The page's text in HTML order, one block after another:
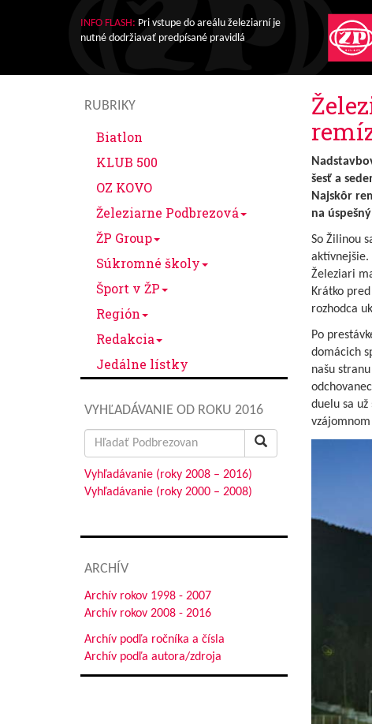
INFO FLASH: Pri vstupe do areálu železiarní je
nutné dodržiavať predpísané pravidlá
RUBRIKY
Biatlon
KLUB 500
OZ KOVO
Železiarne Podbrezová
ŽP Group
Súkromné školy
Šport v ŽP
Región
Redakcia
Jedálne lístky
VYHĽADÁVANIE OD ROKU 2016
Search
for:
Vyhľadávanie (roky 2008 – 2016)
Vyhľadávanie (roky 2000 – 2008)
ARCHÍV
Archív rokov 1998 - 2007
Archív rokov 2008 - 2016
Archív podľa ročníka a čísla
Archív podľa autora/zdroja
šesť a
Najskôr
na
So Žilinou
aktívnejšie.
Železiari
Krátko
rozhodca
Po
domácich
našu
duelu sa